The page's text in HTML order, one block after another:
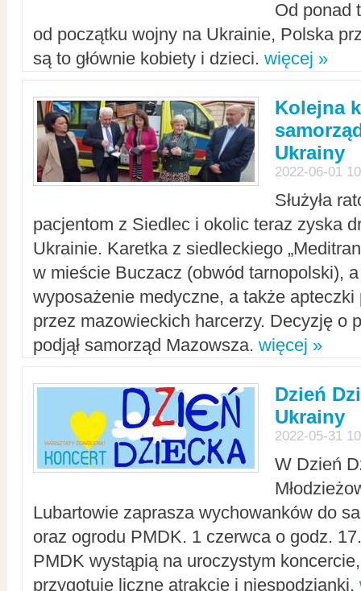
Od ponad
od początku wojny na Ukrainie, Polska
są to głównie kobiety i dzieci. więcej »
Kolejna
Ukrainy
2022-06-01
Służyła
pacjentom z Siedlec i okolic teraz zyska
Ukrainie. Karetka z siedleckiego
w mieście Buczacz (obwód tarnopolski),
wyposażenie medyczne, a także apteczki
przez mazowieckich harcerzy. Decyzję o
podjął samorząd Mazowsza. więcej »
Dzień
Ukrainy
2022-05-31
W Dzień
Lubartowie zaprasza wychowanków do
oraz ogrodu PMDK. 1 czerwca o godz.
PMDK wystąpią na uroczystym
przygotuje liczne atrakcje i niespodzianki.